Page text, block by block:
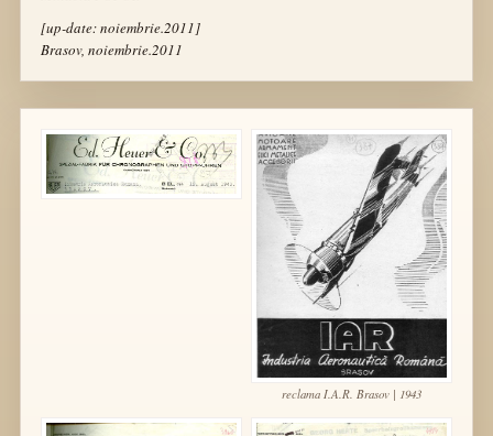
[up-date: noiembrie.2011]
Brasov, noiembrie.2011
reclama I.A.R. Brasov | 1943